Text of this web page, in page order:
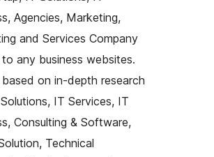
Agencies, Marketing,
and Services Company
any business websites.
on in-depth research
IT Services, IT
Consulting & Software,
Technical